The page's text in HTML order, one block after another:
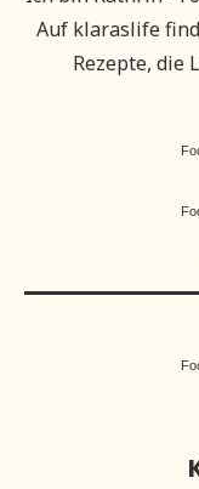
Auf klaraslife
Rezepte, die